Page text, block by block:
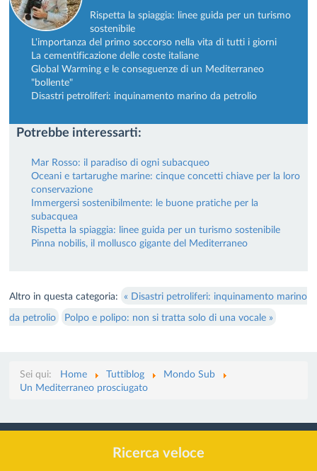
Rispetta la spiaggia: linee guida per un turismo
sostenibile
L'importanza del primo soccorso nella vita di tutti i giorni
La cementificazione delle coste italiane
Global Warming e le conseguenze di un Mediterraneo
"bollente"
Disastri petroliferi: inquinamento marino da petrolio
Potrebbe interessarti:
Mar Rosso: il paradiso di ogni subacqueo
Oceani e tartarughe marine: cinque concetti chiave per la loro
conservazione
Immergersi sostenibilmente: le buone pratiche per la
subacquea
Rispetta la spiaggia: linee guida per un turismo sostenibile
Pinna nobilis, il mollusco gigante del Mediterraneo
Altro in questa categoria: « Disastri petroliferi: inquinamento marino
da petrolio
Polpo e polipo: non si tratta solo di una vocale »
Sei qui: Home Tuttiblog
Mondo Sub
Un Mediterraneo prosciugato
Ricerca veloce